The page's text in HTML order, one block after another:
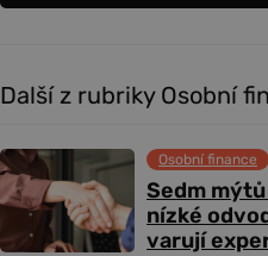
Další z rubriky Osobní
Sedm
nízké
varují
Osobní finance